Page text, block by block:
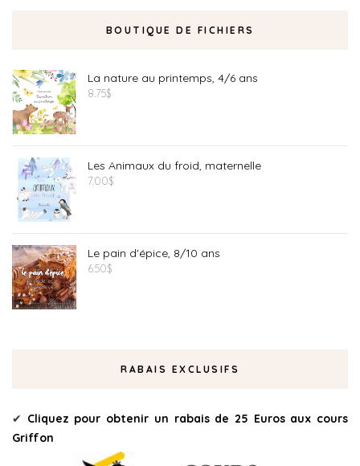
BOUTIQUE DE FICHIERS
La nature au printemps, 4/6 ans
8.75$
Les Animaux du froid, maternelle
7.00$
Le pain d'épice, 8/10 ans
6.50$
RABAIS EXCLUSIFS
✔ Cliquez pour obtenir un rabais de 25 Euros aux cours
Griffon